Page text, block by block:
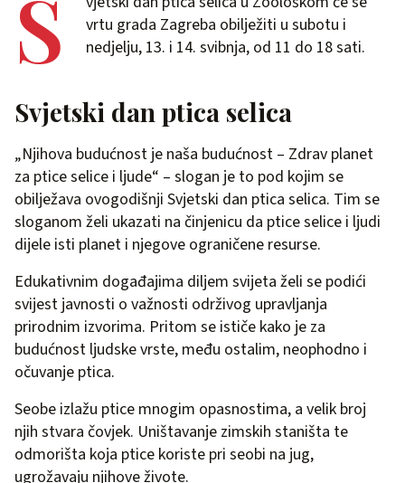
S
vrtu grada Zagreba obilježiti u subotu i
nedjelju, 13. i 14. svibnja, od 11 do 18 sati.
Svjetski dan ptica selica
„Njihova budućnost je naša budućnost – Zdrav planet
za ptice selice i ljude“ – slogan je to pod kojim se
obilježava ovogodišnji Svjetski dan ptica selica. Tim se
sloganom želi ukazati na činjenicu da ptice selice i ljudi
dijele isti planet i njegove ograničene resurse.
Edukativnim događajima diljem svijeta želi se podići
svijest javnosti o važnosti održivog upravljanja
prirodnim izvorima. Pritom se ističe kako je za
budućnost ljudske vrste, među ostalim, neophodno i
očuvanje ptica.
Seobe izlažu ptice mnogim opasnostima, a velik broj
njih stvara čovjek. Uništavanje zimskih staništa te
odmorišta koja ptice koriste pri seobi na jug,
ugrožavaju njihove živote.